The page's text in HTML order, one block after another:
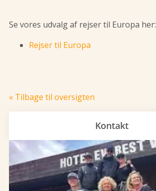
Se vores udvalg af rejser til Europa her:
Rejser til Europa
« Tilbage til oversigten
Kontakt